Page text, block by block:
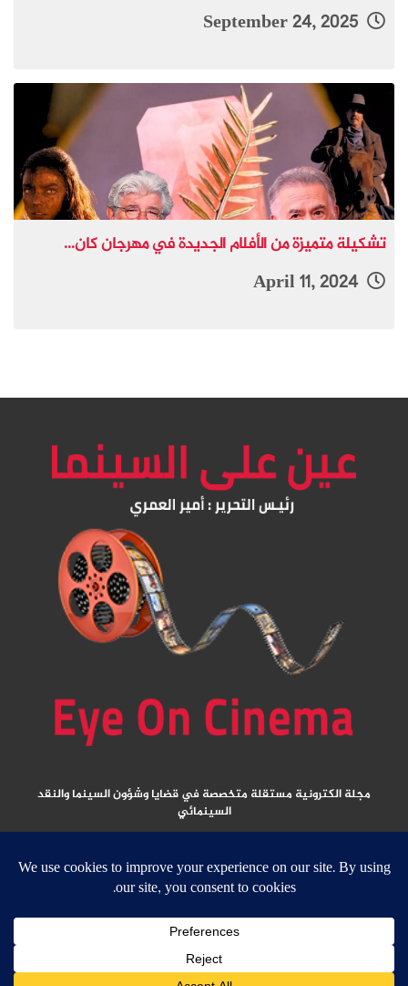
تشكيلة متميزة من الأفلام الجديدة في مهرجان كان...
مجلة الكترونية مستقلة متخصصة في قضايا وشؤون السينما والنقد
السينمائي
جميع الحقوق محفوظة ولا يسمح بإعادة نشر أي مادة من المواد المنشورة في هذا
الموقع إلا بعد الحصول على تصريح مكتوب من الناشر/ رئيس التحرير
email: